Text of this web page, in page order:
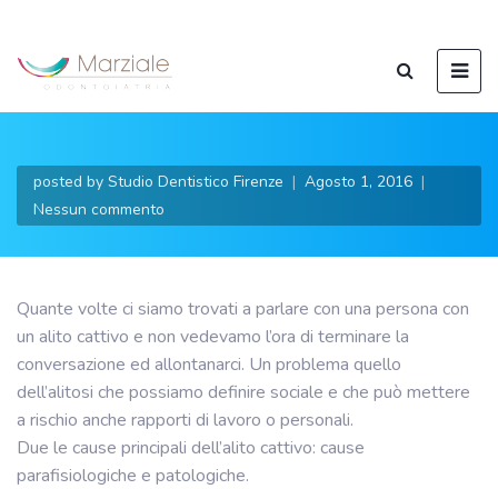
posted by Studio Dentistico Firenze
Agosto 1, 2016
Nessun commento
Quante volte ci siamo trovati a parlare con una persona con
un alito cattivo e non vedevamo l’ora di terminare la
conversazione ed allontanarci. Un problema quello
dell’alitosi che possiamo definire sociale e che può mettere
a rischio anche rapporti di lavoro o personali.
Due le cause principali dell’alito cattivo: cause
parafisiologiche e patologiche.